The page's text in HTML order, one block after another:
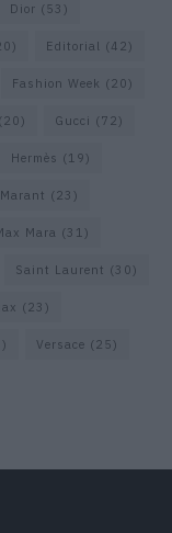
Dior (53)
Editorial (42)
Fashion Week (20)
(20) Gucci (72)
Hermès (19)
(23)
Mara (31)
Saint Laurent (30)
(23)
Versace (25)